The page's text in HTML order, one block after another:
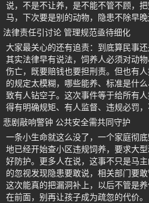
说，不是不让养，是不能不管不顾，
马，下次要是别的动物，隐患不除早晚
法律责任引讨论 管理规范亟待细化
大家最关心的还有追责：到底算民事
其实法律早有说法，饲养人必须对动
伤亡，既要赔钱也要担刑责。但也有
的规定太模糊，哪些能养、标准是什
致有人钻空子。这次事件等于给所有
得有明确规矩、有人监督、违规必罚
悲剧敲响警钟 公共安全需共同守护
一条小生命就这么没了，一个家庭彻
地已经开始查小区违规饲养，要求大
好防护。更多人在说，这事不只是马
的忽视发现隐患要敢说，相关部门要
这次能真的把漏洞补上，以后不管是
在前面，别再让孩子成为疏忽的代价。